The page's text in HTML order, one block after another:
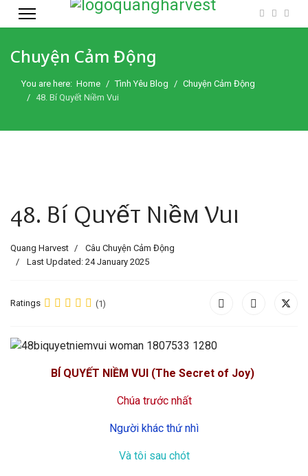
Chuyện Cảm Động
You are here: Home Tình Yêu Blog
Chuyện Cảm Động
48. Bí Quyết Niềm Vui
48. Bí Quyết Niềm Vui
Quang Harvest
Câu Chuyện Cảm Động
Last Updated: 24 January 2025
Ratings (1)
BÍ QUYẾT NIỀM VUI (The Secret of Joy)
Chúa trước nhất
Người khác thứ nhì
Và tôi sau chót